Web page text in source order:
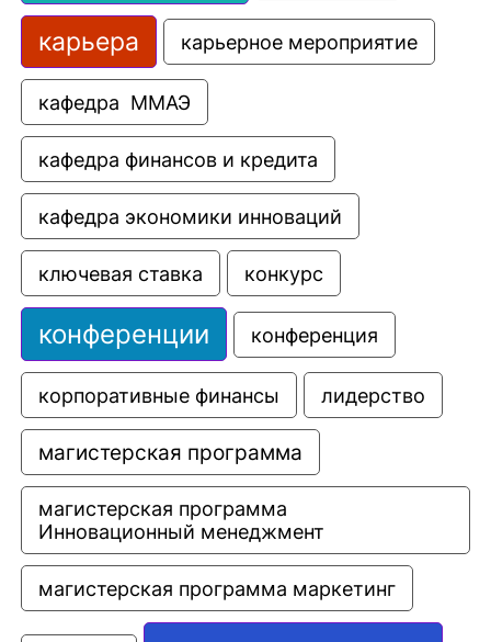
карьера карьерное мероприятие
кафедра  ММАЭ
кафедра финансов и кредита
кафедра экономики инноваций
ключевая ставка конкурс
конференции конференция
корпоративные финансы лидерство
магистерская программа
магистерская программа
Инновационный менеджмент
магистерская программа маркетинг